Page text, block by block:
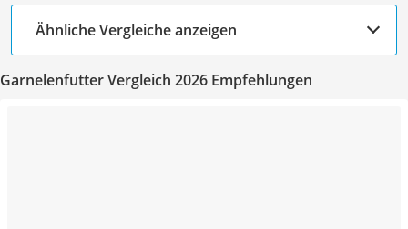
Ähnliche Vergleiche anzeigen
Garnelenfutter Vergleich 2026 Empfehlungen